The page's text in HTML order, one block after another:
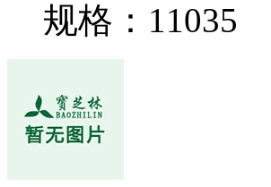
规格：11035